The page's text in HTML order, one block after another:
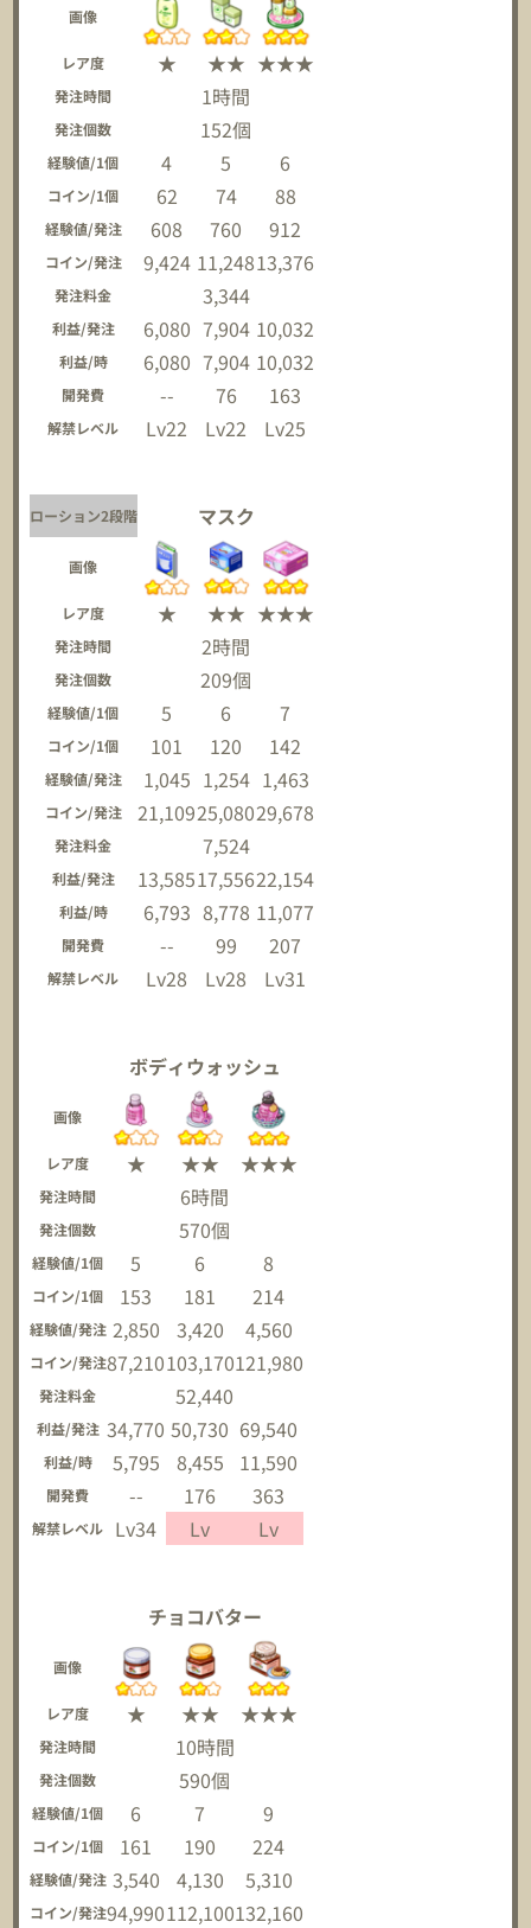
画像
レア度 ★ ★★ ★★★
発注時間 1時間
発注個数 152個
経験値/1個 4 5 6
コイン/1個 62 74 88
経験値/発注 608 760 912
コイン/発注 9,424 11,24813,376
発注料金 3,344
利益/発注 6,080 7,904 10,032
利益/時 6,080 7,904 10,032
開発費 -- 76 163
解禁レベル Lv22 Lv22 Lv25
ローション2段階 マスク
画像
レア度 ★ ★★ ★★★
発注時間 2時間
発注個数 209個
経験値/1個 5 6 7
コイン/1個 101 120 142
経験値/発注 1,045 1,254 1,463
コイン/発注 21,10925,08029,678
発注料金 7,524
利益/発注 13,58517,55622,154
利益/時 6,793 8,778 11,077
開発費 -- 99 207
解禁レベル Lv28 Lv28 Lv31
ボディウォッシュ
画像
レア度 ★ ★★ ★★★
発注時間 6時間
発注個数 570個
経験値/1個 5 6 8
コイン/1個 153 181 214
経験値/発注 2,850 3,420 4,560
コイン/発注87,210103,170121,980
発注料金 52,440
利益/発注 34,770 50,730 69,540
利益/時 5,795 8,455 11,590
開発費 -- 176 363
解禁レベル Lv34 Lv Lv
チョコバター
画像
レア度 ★ ★★ ★★★
発注時間 10時間
発注個数 590個
経験値/1個 6 7 9
コイン/1個 161 190 224
経験値/発注 3,540 4,130 5,310
コイン/発注94,990112,100132,160